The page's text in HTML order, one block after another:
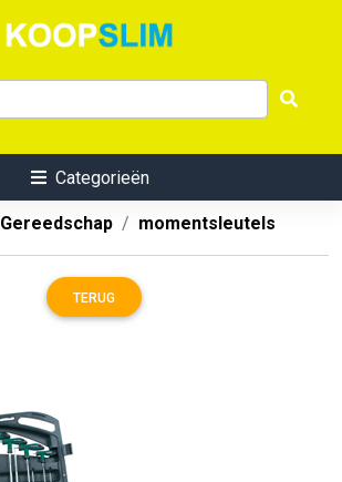
Categorieën
Gereedschap momentsleutels
TERUG